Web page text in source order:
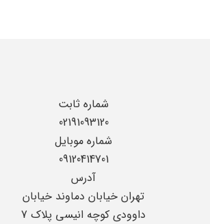
شماره ثابت
02191093120
شماره موبایل
09120414701
آدرس
تهران خیابان دماوند خیابان
داوودی کوچه انیسی پلاک 7